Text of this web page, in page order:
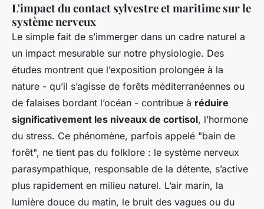
L'impact du contact sylvestre et maritime sur le
système nerveux
Le simple fait de s’immerger dans un cadre naturel a
un impact mesurable sur notre physiologie. Des
études montrent que l’exposition prolongée à la
nature - qu’il s’agisse de forêts méditerranéennes ou
de falaises bordant l’océan - contribue à réduire
significativement les niveaux de cortisol, l’hormone
du stress. Ce phénomène, parfois appelé "bain de
forêt", ne tient pas du folklore : le système nerveux
parasympathique, responsable de la détente, s’active
plus rapidement en milieu naturel. L’air marin, la
lumière douce du matin, le bruit des vagues ou du